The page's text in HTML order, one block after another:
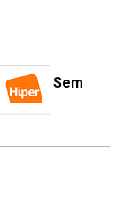
Sem